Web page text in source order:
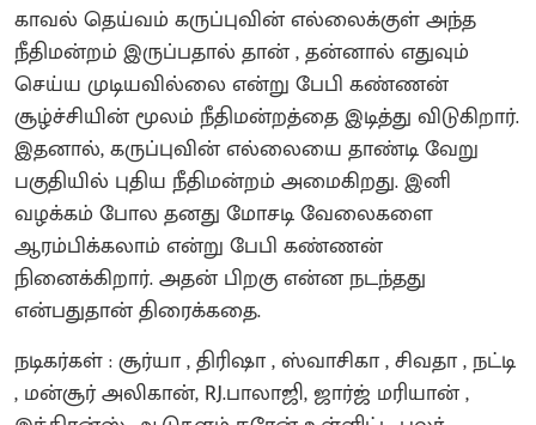
காவல் தெய்வம் கருப்புவின் எல்லைக்குள் அந்த
நீதிமன்றம் இருப்பதால் தான் , தன்னால் எதுவும்
செய்ய முடியவில்லை என்று பேபி கண்ணன்
சூழ்ச்சியின் மூலம் நீதிமன்றத்தை இடித்து விடுகிறார்.
இதனால், கருப்புவின் எல்லையை தாண்டி வேறு
பகுதியில் புதிய நீதிமன்றம் அமைகிறது. இனி
வழக்கம் போல தனது மோசடி வேலைகளை
ஆரம்பிக்கலாம் என்று பேபி கண்ணன்
நினைக்கிறார். அதன் பிறகு என்ன நடந்தது
என்பதுதான் திரைக்கதை.
நடிகர்கள் : சூர்யா , திரிஷா , ஸ்வாசிகா , சிவதா , நட்டி
, மன்சூர் அலிகான், RJ.பாலாஜி, ஜார்ஜ் மரியான் ,